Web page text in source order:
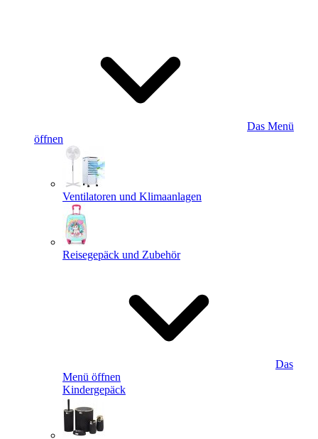
Das Menü
öffnen
Ventilatoren und Klimaanlagen
Reisegepäck und Zubehör
Das
Menü öffnen
Kindergepäck